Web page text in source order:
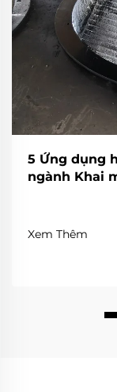
5 Ứng dụng
ngành Khai
Xem Thêm